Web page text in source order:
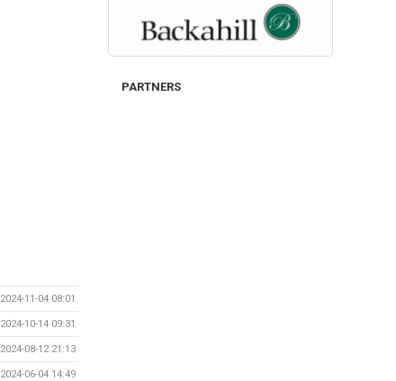
2024-11-04 08:01
2024-10-14 09:31
2024-08-12 21:13
2024-06-04 14:49
PARTNERS